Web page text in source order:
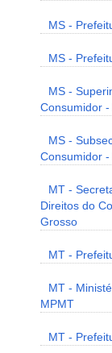
MS -
MS -
MS -
Consumidor
MS -
Consumidor
MT -
Direitos do
Grosso
MT -
MT -
MPMT
MT -